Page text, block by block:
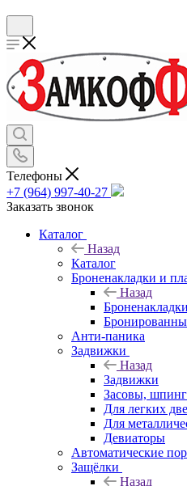
Телефоны
+7 (964) 997-40-27
Заказать звонок
Каталог
Назад
Каталог
Броненакладки и
Назад
Анти-паника
Задвижки
Назад
Задвижки
Засовы,
Для легких
Для
Девиаторы
Автоматические
Защёлки
Назад